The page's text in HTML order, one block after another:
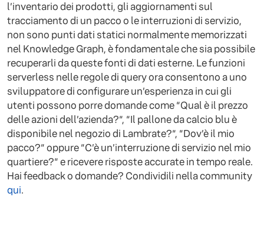
l’inventario dei prodotti, gli aggiornamenti sul
tracciamento di un pacco o le interruzioni di servizio,
non sono punti dati statici normalmente memorizzati
nel Knowledge Graph, è fondamentale che sia possibile
recuperarli da queste fonti di dati esterne. Le funzioni
serverless nelle regole di query ora consentono a uno
sviluppatore di configurare un’esperienza in cui gli
utenti possono porre domande come “Qual è il prezzo
delle azioni dell’azienda?“, “Il pallone da calcio blu è
disponibile nel negozio di Lambrate?“, “Dov’è il mio
pacco?“ oppure “C’è un’interruzione di servizio nel mio
quartiere?“ e ricevere risposte accurate in tempo reale.
Hai feedback o domande? Condividili nella community
qui.